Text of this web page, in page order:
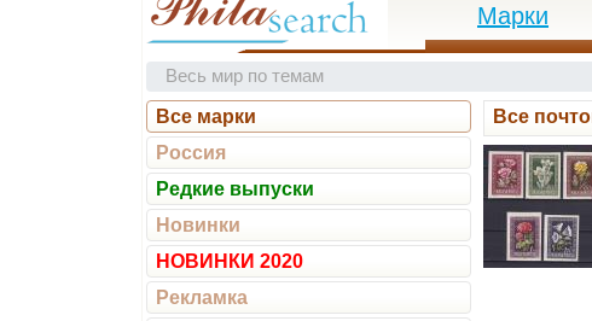
Марки
Весь мир по темам
Все марки
Россия
Редкие выпуски
Новинки
НОВИНКИ 2020
Рекламка
Все